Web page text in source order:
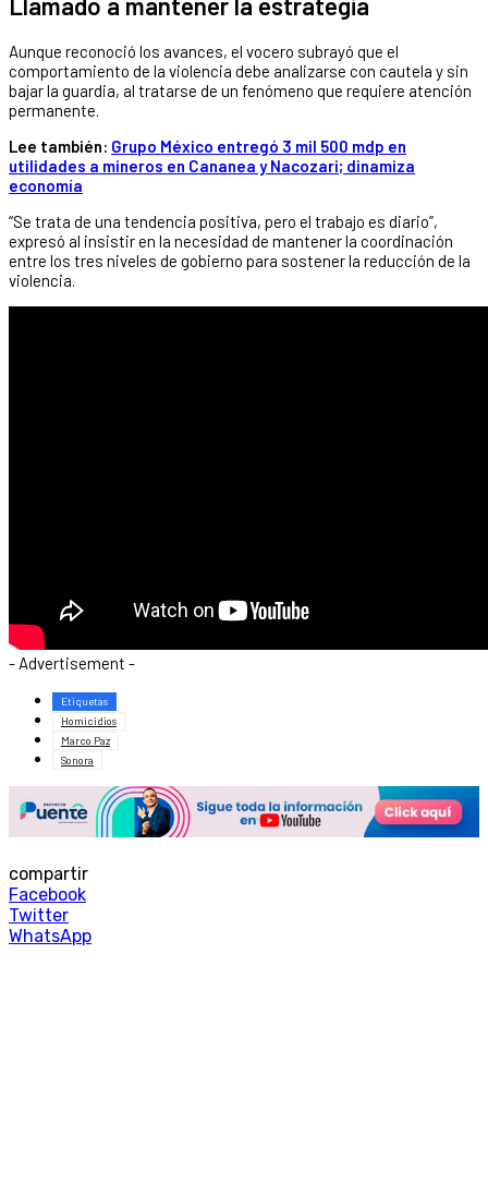
Aunque reconoció los avances, el vocero subrayó que el
comportamiento de la violencia debe analizarse con cautela y sin
bajar la guardia, al tratarse de un fenómeno que requiere atención
permanente.
Lee también: Grupo México entregó 3 mil 500 mdp en
utilidades a mineros en Cananea y Nacozari; dinamiza
economía
“Se trata de una tendencia positiva, pero el trabajo es diario”,
expresó al insistir en la necesidad de mantener la coordinación
entre los tres niveles de gobierno para sostener la reducción de la
violencia.
- Advertisement -
Etiquetas
Homicidios
Marco Paz
Sonora
compartir
Facebook
Twitter
WhatsApp